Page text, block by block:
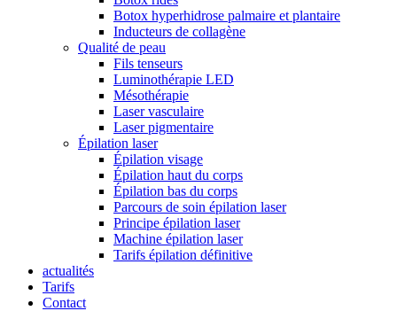
Botox hyperhidrose palmaire et plantaire
Inducteurs de collagène
Qualité de peau
Fils tenseurs
Luminothérapie LED
Mésothérapie
Laser vasculaire
Laser pigmentaire
Épilation laser
Épilation visage
Épilation haut du corps
Épilation bas du corps
Parcours de soin épilation laser
Principe épilation laser
Machine épilation laser
Tarifs épilation définitive
actualités
Tarifs
Contact